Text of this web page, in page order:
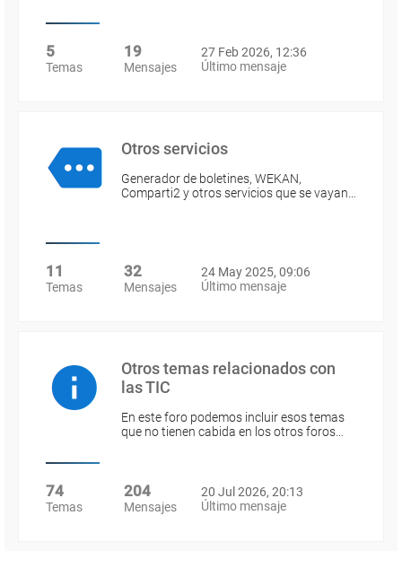
5
Temas
19
Mensajes
27 Feb 2026, 12:36
Último mensaje
Otros servicios
Generador de boletines, WEKAN,
Comparti2 y otros servicios que se vayan…
11
Temas
32
Mensajes
24 May 2025, 09:06
Último mensaje
Otros temas relacionados con
las TIC
En este foro podemos incluir esos temas
que no tienen cabida en los otros foros…
74
Temas
204
Mensajes
20 Jul 2026, 20:13
Último mensaje